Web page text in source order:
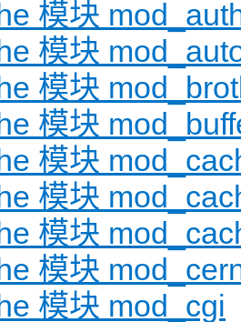
模块
模块
模块
模块
模块
模块
模块
模块
模块 mod_cgi